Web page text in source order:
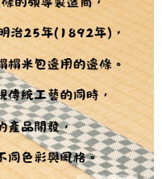
先享後付」服務完成之交
並將交易相關給付款項請求債
址：
或監護人之同意方可使用
之損失，本公司不負相關責
別帳號之用戶狀況，依本公司即
之情形，本公司將視審查結果